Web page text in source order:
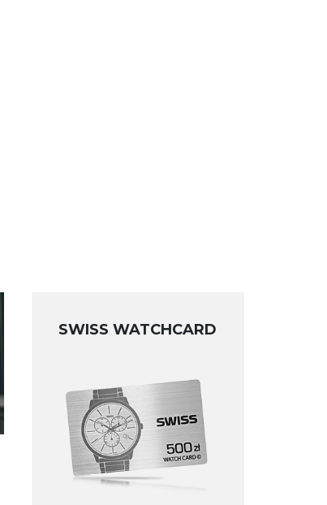
SWISS WATCHCARD